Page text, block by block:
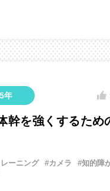
年
幹を強くするため
ーニング #カメラ
#知的障